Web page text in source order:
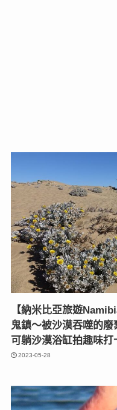
【納米比亞旅遊
鬼鎮〜被沙漠吞噬的
可躺沙漠浴缸拍趣味打
2023-05-28